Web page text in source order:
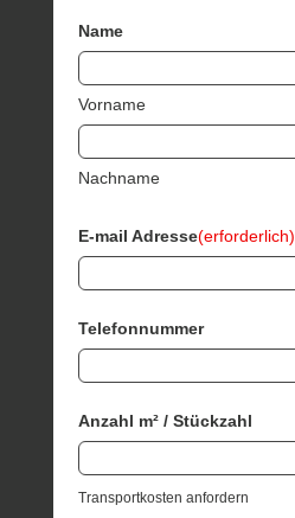
Name
Vorname
Nachname
E-mail Adresse(erforderlich)
Telefonnummer
Anzahl m² / Stückzahl
Transportkosten anfordern